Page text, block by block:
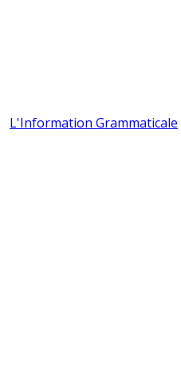
L'Information Grammaticale